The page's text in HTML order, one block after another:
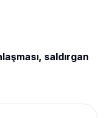
saldırgan